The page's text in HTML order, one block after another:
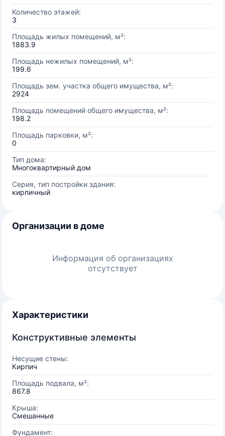
Количество этажей:
3
Площадь жилых помещений, м²:
1883.9
Площадь нежилых помещений, м²:
199.6
Площадь зем. участка общего имущества, м²:
2924
Площадь помещений общего имущества, м²:
198.2
Площадь парковки, м²:
0
Тип дома:
Многоквартирный дом
Серия, тип постройки здания:
кирпичный
Организации в доме
Информация об организациях
отсутствует
Характеристики
Конструктивные элементы
Несущие стены:
Кирпич
Площадь подвала, м²:
867.8
Крыша:
Смешанные
Фундамент: